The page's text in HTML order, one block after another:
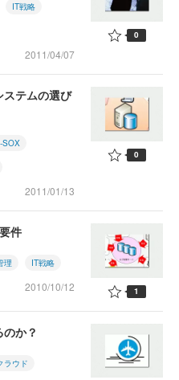
IT戦略
2011/04/07
0
テムの選び
SOX
2011/01/13
0
件
理 IT戦略
2010/10/12 1
か？
ラウド